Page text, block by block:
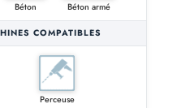
Béton Béton armé
COMPATIBLES
Perceuse